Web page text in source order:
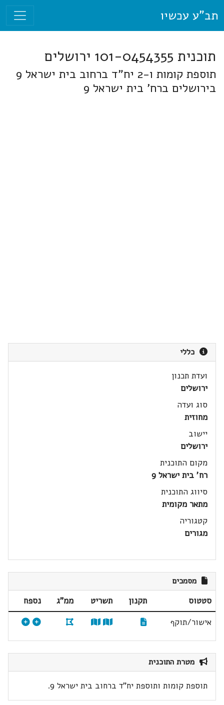
תב"ע עכשיו
תוכנית 101-0454355 ירושלים
תוספת קומות ו-2 יח"ד ברחוב בית ישראל 9
בירושלים ברח' בית ישראל 9
כללי
ועדת תכנון
ירושלים
סוג ועדה
מחוזית
יישוב
ירושלים
מקום התוכנית
רח' בית ישראל 9
סיווג התוכנית
מתאר מקומית
קטגוריה
מגורים
מסמכים
סטטוס תקנון תשריט ממ"ג
נספח
אישור/תוקף
מטרת התוכנית
תוספת קומות ותוספת יח"ד ברחוב בית ישראל 9.